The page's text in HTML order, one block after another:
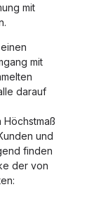
mit
mit
darauf
und
finden
der von